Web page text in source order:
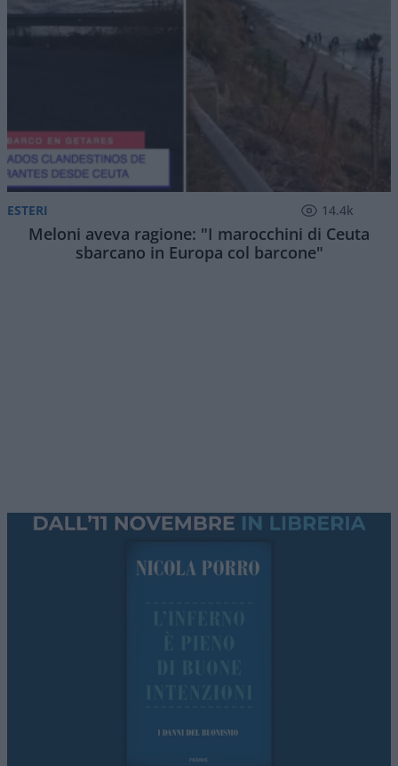
ESTERI 14.4k
Meloni aveva ragione: "I marocchini di Ceuta
sbarcano in Europa col barcone"